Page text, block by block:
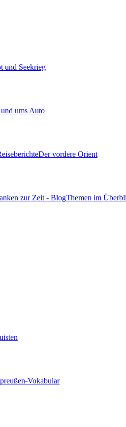
und Seekrieg
ums Auto
Der vordere Orient
zur Zeit - BlogThemen im
Vokabular